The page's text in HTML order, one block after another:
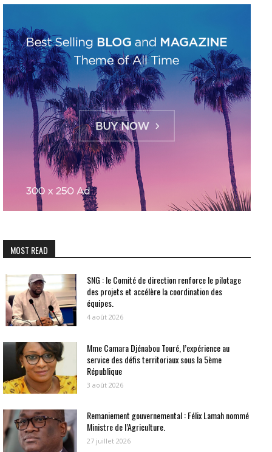
MOST READ
SNG : le Comité de direction renforce le pilotage
des projets et accélère la coordination des
équipes.
4 août 2026
Mme Camara Djénabou Touré, l’expérience au
service des défis territoriaux sous la 5ème
République
3 août 2026
Remaniement gouvernemental : Félix Lamah nommé
Ministre de l’Agriculture.
27 juillet 2026